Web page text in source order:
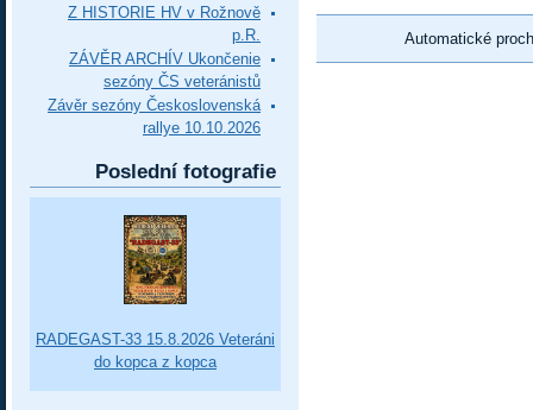
Automatické
Z HISTORIE HV v Rožnově
p.R.
ZÁVĚR ARCHÍV Ukončenie
sezóny ČS veteránistů
Závěr sezóny Československá
rallye 10.10.2026
Poslední fotografie
RADEGAST-33 15.8.2026 Veteráni
do kopca z kopca